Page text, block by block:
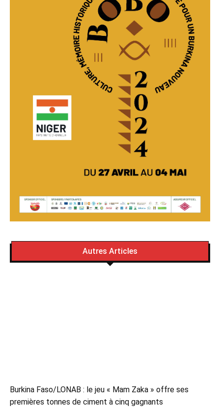
Autres Articles
Burkina Faso/LONAB : le jeu « Mam Zaka » offre ses
premières tonnes de ciment à cinq gagnants